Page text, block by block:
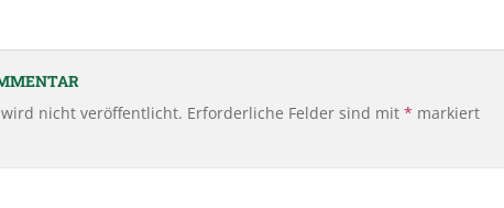
nicht veröffentlicht. Erforderliche Felder sind mit * markiert